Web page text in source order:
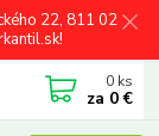
22, 811 02
0 ks
za 0 €